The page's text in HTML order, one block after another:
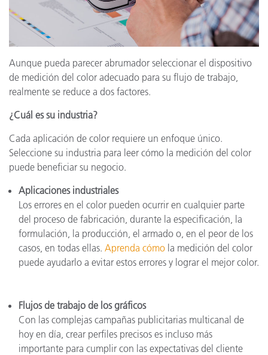
Aunque pueda parecer abrumador seleccionar el dispositivo
de medición del color adecuado para su flujo de trabajo,
realmente se reduce a dos factores.
¿Cuál es su industria?
Cada aplicación de color requiere un enfoque único.
Seleccione su industria para leer cómo la medición del color
puede beneficiar su negocio.
Aplicaciones industriales
Los errores en el color pueden ocurrir en cualquier parte
del proceso de fabricación, durante la especificación, la
formulación, la producción, el armado o, en el peor de los
casos, en todas ellas. Aprenda cómo la medición del color
puede ayudarlo a evitar estos errores y lograr el mejor color.
Flujos de trabajo de los gráficos
Con las complejas campañas publicitarias multicanal de
hoy en día, crear perfiles precisos es incluso más
importante para cumplir con las expectativas del cliente